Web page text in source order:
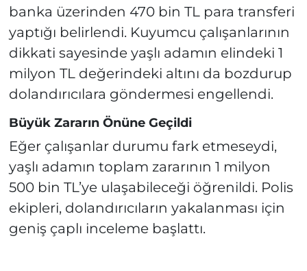
banka üzerinden 470 bin TL para transferi
yaptığı belirlendi. Kuyumcu çalışanlarının
dikkati sayesinde yaşlı adamın elindeki 1
milyon TL değerindeki altını da bozdurup
dolandırıcılara göndermesi engellendi.
Büyük Zararın Önüne Geçildi
Eğer çalışanlar durumu fark etmeseydi,
yaşlı adamın toplam zararının 1 milyon
500 bin TL’ye ulaşabileceği öğrenildi. Polis
ekipleri, dolandırıcıların yakalanması için
geniş çaplı inceleme başlattı.